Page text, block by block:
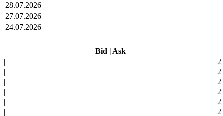
28.07.2026
27.07.2026
24.07.2026
Bid | Ask
|
2
|
2
|
2
|
2
|
2
|
2